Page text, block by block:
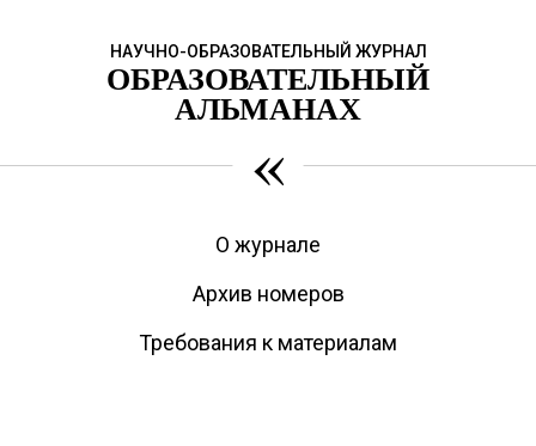
НАУЧНО-ОБРАЗОВАТЕЛЬНЫЙ ЖУРНАЛ
ОБРАЗОВАТЕЛЬНЫЙ
АЛЬМАНАХ
«
О журнале
Архив номеров
Требования к материалам